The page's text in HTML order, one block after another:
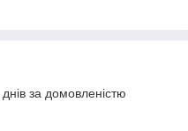
за домовленістю